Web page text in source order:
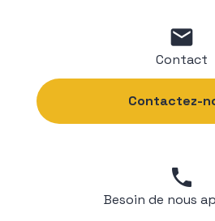
mail
Contact
Contactez-
phone
Besoin de nous